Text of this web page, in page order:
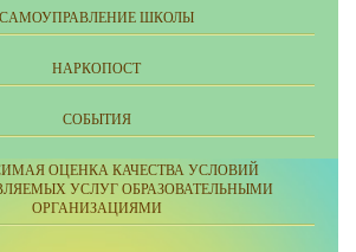
CАМОУПРАВЛЕНИЕ ШКОЛЫ
НАРКОПОСТ
СОБЫТИЯ
ОЦЕНКА КАЧЕСТВА УСЛОВИЙ
УСЛУГ ОБРАЗОВАТЕЛЬНЫМИ
ОРГАНИЗАЦИЯМИ